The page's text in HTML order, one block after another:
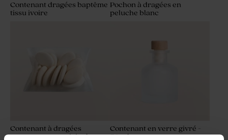
Contenant dragées baptême
tissu ivoire
Pochon à dragées en
peluche blanc
Contenant à dragées
transparent et original
Contenant en verre givré -
50 ml